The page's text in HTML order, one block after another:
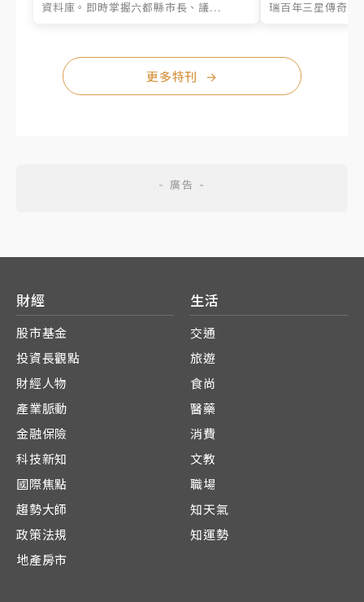
資料庫。即時掌握六都縣市長、議...
瑞百年三星傳奇、
更多特刊 →
財經
股市基金
投資長觀點
財經人物
產業脈動
金融保險
科技新知
國際焦點
趨勢大師
政策法規
地產房市
生活
交通
旅遊
食尚
醫藥
消費
文教
職場
知天氣
知運勢